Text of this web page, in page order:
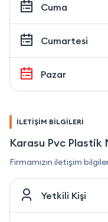
Cuma
Cumartesi
Pazar
İLETİŞİM BİLGİLERİ
Karasu Pvc Plastik
Firmamızın iletişim
Yetkili Kişi